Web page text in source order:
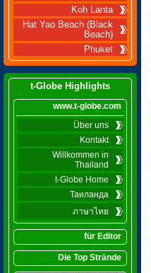
Koh Lanta
Hat Yao Beach (Black
Beach)
Phuket
t-Globe Highlights
www.t-globe.com
Über uns
Kontakt
Willkommen in
Thailand
t-Globe Home
Таиланда
ภาษาไทย
für Editor
Die Top Strände